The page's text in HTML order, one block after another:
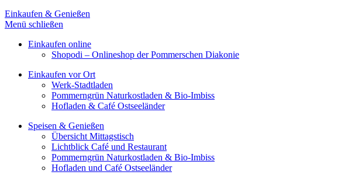
Einkaufen & Genießen
Menü schließen
Einkaufen online
Shopodi – Onlineshop der Pommerschen Diakonie
Einkaufen vor Ort
Werk-Stadtladen
Pommerngrün Naturkostladen & Bio-Imbiss
Hofladen & Café Ostseeländer
Speisen & Genießen
Übersicht Mittagstisch
Lichtblick Café und Restaurant
Pommerngrün Naturkostladen & Bio-Imbiss
Hofladen und Café Ostseeländer